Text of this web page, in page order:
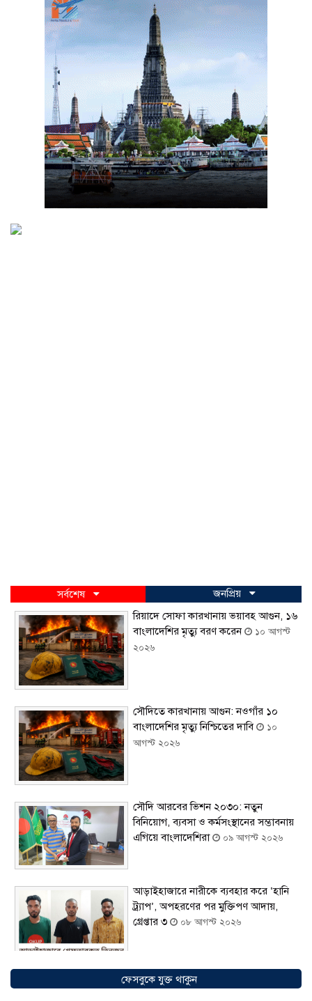
সর্বশেষ
জনপ্রিয়
রিয়াদে সোফা কারখানায় ভয়াবহ আগুন, ১৬
বাংলাদেশির মৃত্যু বরণ করেন
১০ আগস্ট
২০২৬
সৌদিতে কারখানায় আগুন: নওগাঁর ১০
বাংলাদেশির মৃত্যু নিশ্চিতের দাবি
১০
আগস্ট ২০২৬
সৌদি আরবের ভিশন ২০৩০: নতুন
বিনিয়োগ, ব্যবসা ও কর্মসংস্থানের সম্ভাবনায়
এগিয়ে বাংলাদেশিরা
০৯ আগস্ট ২০২৬
আড়াইহাজারে নারীকে ব্যবহার করে ‘হানি
ট্র্যাপ’, অপহরণের পর মুক্তিপণ আদায়,
গ্রেপ্তার ৩
০৮ আগস্ট ২০২৬
আন্তর্জাতিক আদিবাসী দিবস ২০২৬:
ফেসবুকে যুক্ত থাকুন